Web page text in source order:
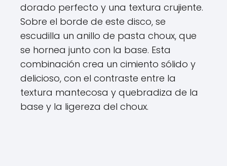
dorado perfecto y una textura crujiente.
Sobre el borde de este disco, se
escudilla un anillo de pasta choux, que
se hornea junto con la base. Esta
combinación crea un cimiento sólido y
delicioso, con el contraste entre la
textura mantecosa y quebradiza de la
base y la ligereza del choux.